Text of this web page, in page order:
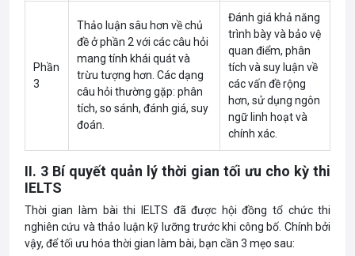
Phần
3
Thảo luận sâu hơn về chủ
đề ở phần 2 với các câu hỏi
mang tính khái quát và
trừu tượng hơn. Các dạng
câu hỏi thường gặp: phân
tích, so sánh, đánh giá, suy
đoán.
Đánh giá khả năng
trình bày và bảo vệ
quan điểm, phân
tích và suy luận về
các vấn đề rộng
hơn, sử dụng ngôn
ngữ linh hoạt và
chính xác.
II. 3 Bí quyết quản lý thời gian tối ưu cho kỳ thi
IELTS
Thời gian làm bài thi IELTS đã được hội đồng tổ chức thi
nghiên cứu và thảo luận kỹ lưỡng trước khi công bố. Chính bởi
vậy, để tối ưu hóa thời gian làm bài, bạn cần 3 mẹo sau: